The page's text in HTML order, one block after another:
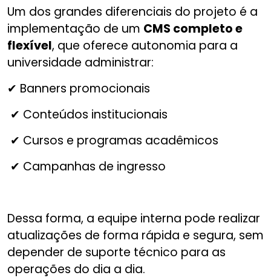
Um dos grandes diferenciais do projeto é a
implementação de um CMS completo e
flexível, que oferece autonomia para a
universidade administrar:
✔ Banners promocionais
✔ Conteúdos institucionais
✔ Cursos e programas acadêmicos
✔ Campanhas de ingresso
Dessa forma, a equipe interna pode realizar
atualizações de forma rápida e segura, sem
depender de suporte técnico para as
operações do dia a dia.